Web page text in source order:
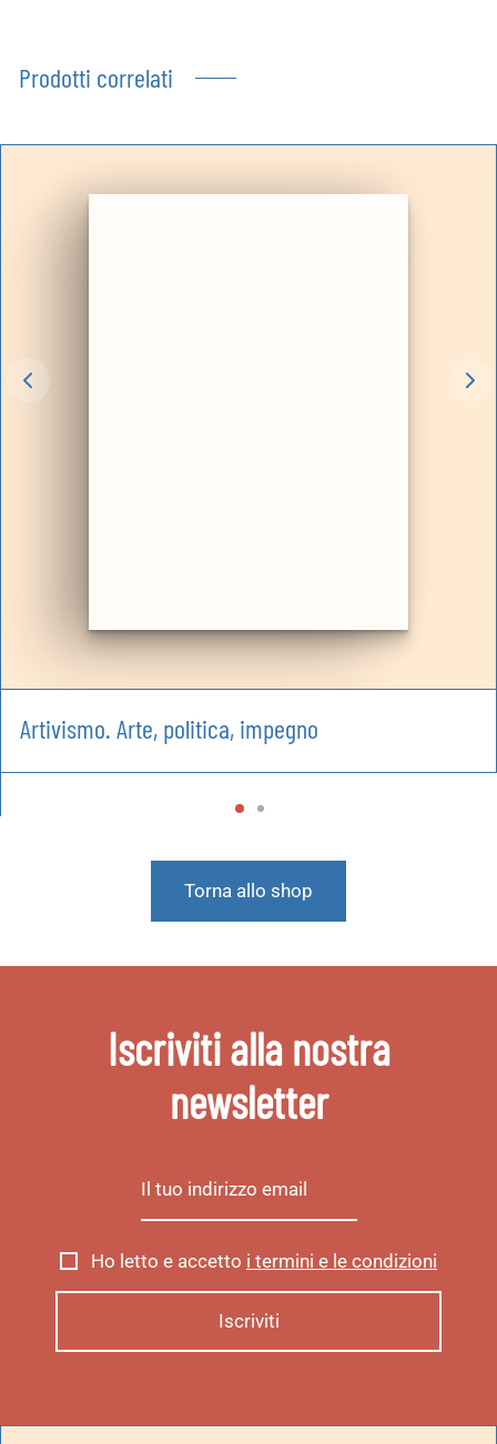
Prodotti correlati
Artivismo. Arte, politica, impegno
Torna allo shop
Iscriviti alla nostra
newsletter
Ho letto e accetto i termini e le condizioni